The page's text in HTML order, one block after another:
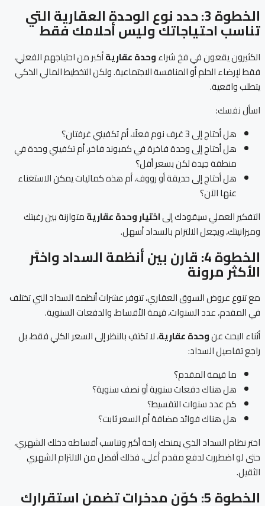
الخطوة 3: حدد نوع الوحدة العقارية التي
تناسب احتياجاتك وليس أحلامك فقط
الكثيرون يقعون في فخ شراءوحدة عقاريةأكبر من احتياجهم الفعلي،
فقط لإرضاء الحلم أو المنافسة الاجتماعية. ولكن التخطيط المالي الذكي
يتطلب واقعية.
اسأل نفسك:
هل أحتاج إلى 3 غرف نوم فعلًا، أم تكفيني غرفتان؟
هل أحتاج إلى وحدة فاخرة في كمبوند فاخر، أم تكفيني وحدة في
منطقة جيدة لكن بسعر أقل؟
هل أحتاج إلى حديقة أو رووف، أم هذه كماليات يمكن الاستغناء
عنها الآن؟
التفكير العملي سيقودك إلىاختيار وحدة عقاريةمتوازنة بين رغبتك
وميزانيتك، ويجعل الالتزام بالسداد أسهل.
الخطوة 4: قارن بين أنظمة السداد واختَر
الأكثر مرونة
مع تنوع عروض السوق العقاري، تتوفر عشرات أنظمة السداد التي تختلف
في المقدم، عدد السنوات، قيمة الأقساط، والدفعات السنوية.
أثناء البحث عنوحدة عقارية، لا تكتفِ بالنظر إلى السعر الكلي فقط، بل
راجع تفاصيل السداد:
ما قيمة المقدم؟
هل هناك دفعات سنوية أو نصف سنوية؟
كم عدد سنوات التقسيط؟
هل هناك فوائد مضافة أم السعر ثابت؟
اختر نظام السداد الذي يمنحك راحة أكبر وتناسب أقساطه دخلك الشهري،
حتى لو اضطررت لدفع مقدم أعلى، فذلك أفضل من الالتزام الشهري
الثقيل.
الخطوة 5: كوّن مدخرات تضمن استقرارك